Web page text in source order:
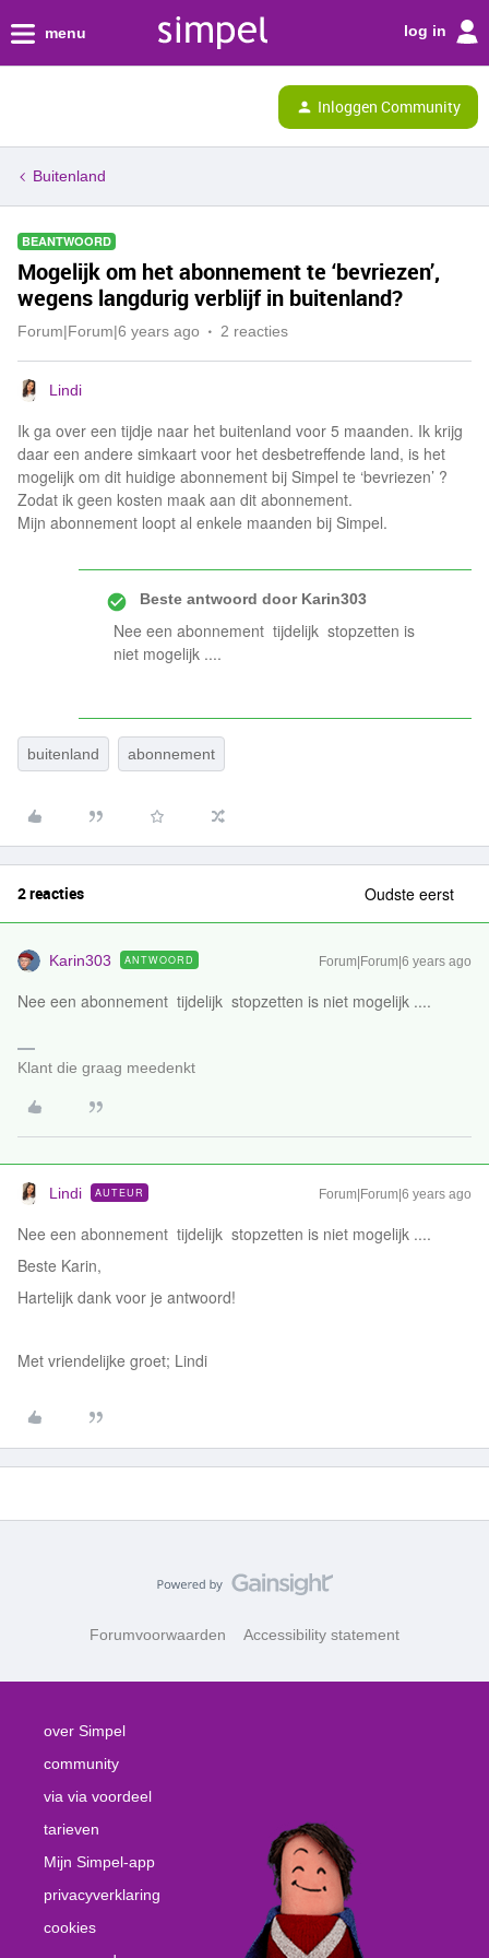
menu log in
Inloggen Community
Buitenland
BEANTWOORD
Mogelijk om het abonnement te ‘bevriezen’,
wegens langdurig verblijf in buitenland?
Forum|Forum|6 years ago 2 reacties
Lindi
Ik ga over een tijdje naar het buitenland voor 5 maanden. Ik krijg
daar een andere simkaart voor het desbetreffende land, is het
mogelijk om dit huidige abonnement bij Simpel te ‘bevriezen’ ?
Zodat ik geen kosten maak aan dit abonnement.
Mijn abonnement loopt al enkele maanden bij Simpel.
Beste antwoord doorKarin303
Nee een abonnement tijdelijk stopzetten is
niet mogelijk ....
buitenland abonnement
2 reacties Oudste eerst
Karin303 ANTWOORD Forum|Forum|6 years ago
Nee een abonnement tijdelijk stopzetten is niet mogelijk ....
Klant die graag meedenkt
Lindi AUTEUR Forum|Forum|6 years ago
Nee een abonnement tijdelijk stopzetten is niet mogelijk ....
Beste Karin,
Hartelijk dank voor je antwoord!
Met vriendelijke groet; Lindi
Forumvoorwaarden Accessibility statement
over Simpel
community
via via voordeel
tarieven
Mijn Simpel-app
privacyverklaring
cookies